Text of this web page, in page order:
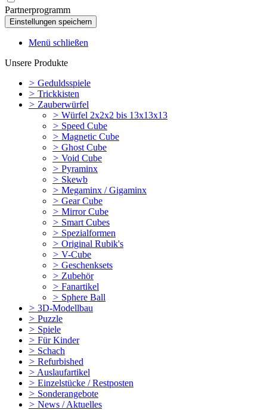
Partnerprogramm
Menü schließen
Unsere Produkte
> Geduldsspiele
> Trickkisten
> Zauberwürfel
> Würfel 2x2x2 bis 13x13x13
> Speed Cube
> Magnetic Cube
> Ghost Cube
> Void Cube
> Pyraminx
> Skewb
> Megaminx / Gigaminx
> Gear Cube
> Mirror Cube
> Smart Cubes
> Spezialformen
> Original Rubik's
> V-Cube
> Geschenksets
> Zubehör
> Fanartikel
> Sphere Ball
> 3D-Modellbau
> Puzzle
> Spiele
> Für Kinder
> Schach
> Refurbished
> Auslaufartikel
> Einzelstücke / Restposten
> Sonderangebote
> News / Aktuelles